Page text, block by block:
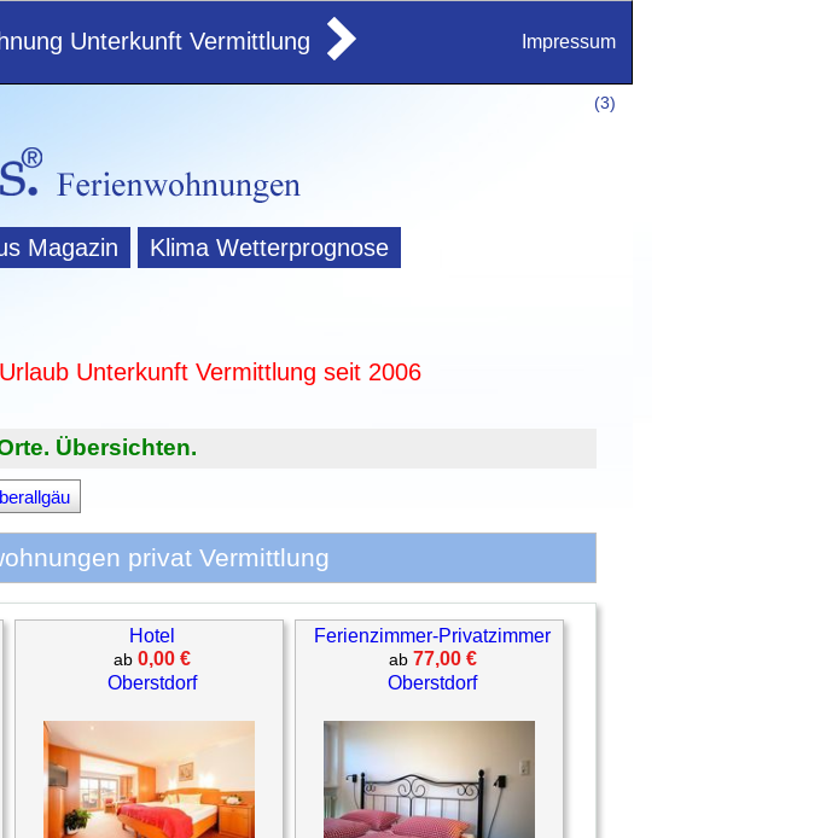
Unterkunft Vermittlung Impressum
(3)
Magazin Klima Wetterprognose
Unterkunft Vermittlung seit 2006
Übersichten.
privat Vermittlung
Hotel
ab 0,00 €
Oberstdorf
Ferienzimmer-Privatzimmer
ab 77,00 €
Oberstdorf